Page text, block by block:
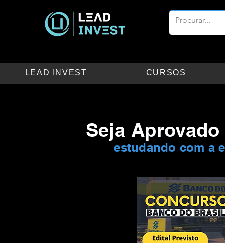
LEAD INVEST CURSOS
Seja
estudando com a